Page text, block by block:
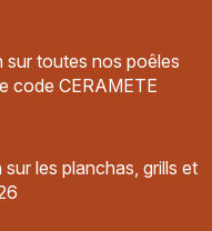
toutes nos poêles
code CERAMETE
les planchas, grills et